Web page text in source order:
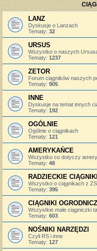
LANZ
Dyskusje o Lanzach
Tematy: 32
URSUS
Wszystko o naszych
Tematy: 1237
ZETOR
Forum ciągników naszych
Tematy: 905
INNE
Dyskusje na temat innych
Tematy: 192
OGÓLNIE
Ogólnie o ciągnikach
Tematy: 121
AMERYKAŃCE
Wszystko co dotyczy
Tematy: 48
RADZIECKIE CIĄGNIKI
Wszystko o ciągnikach z
Tematy: 395
CIĄGNIKI
Wszystkie małe ciągniczki
Tematy: 603
NOŚNIKI NARZĘDZI
Czyli RS i inne
Tematy: 127